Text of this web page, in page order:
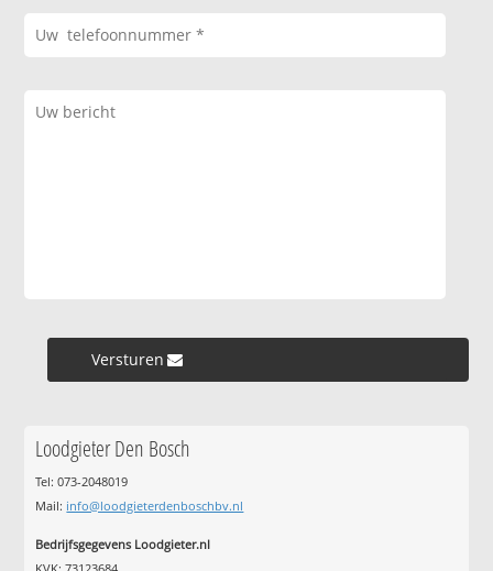
Versturen »
Loodgieter Den Bosch
Tel: 073-2048019
Mail: info@loodgieterdenboschbv.nl
Bedrijfsgegevens Loodgieter.nl